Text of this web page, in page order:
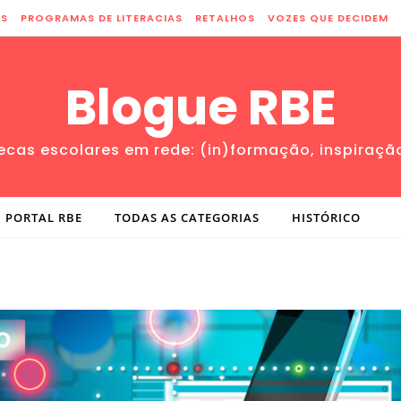
PROGRAMAS DE LITERACIAS RETALHOS VOZES QUE DECIDEM
Blogue RBE
escolares em rede: (in)formação,
PORTAL RBE TODAS AS CATEGORIAS HISTÓRICO